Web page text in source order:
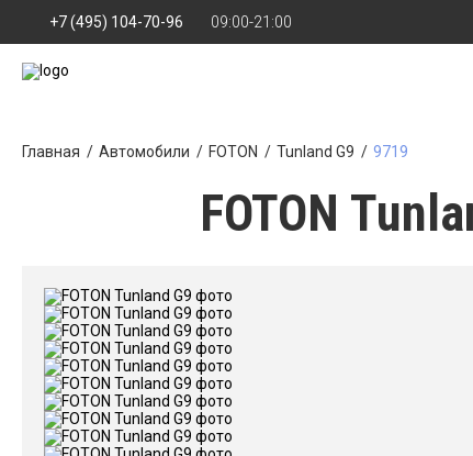
+7 (495) 104-70-96 09:00-21:00
Главная Автомобили FOTON Tunland G9 9719
FOTON